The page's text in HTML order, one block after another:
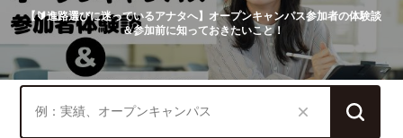
【🔰進路選びに迷っているアナタへ】オープンキャンパス参加者の体験談
＆参加前に知っておきたいこと！